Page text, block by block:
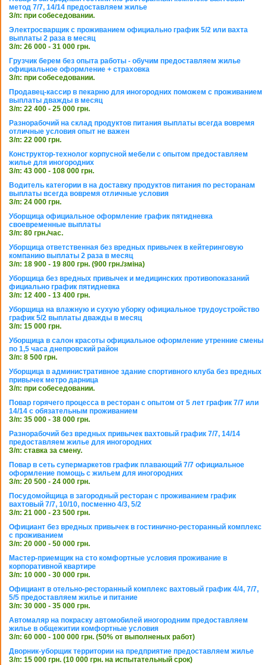
метод 7/7, 14/14 предоставляем жилье
З/п: при собеседовании.
Электросварщик с проживанием официально график 5/2 или вахта
выплаты 2 раза в месяц
З/п: 26 000 - 31 000 грн.
Грузчик берем без опыта работы - обучим предоставляем жилье
официальное оформление + страховка
З/п: при собеседовании.
Продавец-кассир в пекарню для иногородних поможем с проживанием
выплаты дважды в месяц
З/п: 22 400 - 25 000 грн.
Разнорабочий на склад продуктов питания выплаты всегда вовремя
отличные условия опыт не важен
З/п: 22 000 грн.
Конструктор-технолог корпусной мебели с опытом предоставляем
жилье для иногородних
З/п: 43 000 - 108 000 грн.
Водитель категории в на доставку продуктов питания по ресторанам
выплаты всегда вовремя отличные условия
З/п: 24 000 грн.
Уборщица официальное оформление график пятидневка
своевременные выплаты
З/п: 80 грн./час.
Уборщица ответственная без вредных привычек в кейтеринговую
компанию выплаты 2 раза в месяц
З/п: 18 900 - 19 800 грн. (900 грн./зміна)
Уборщица без вредных привычек и медицинских противопоказаний
фициально график пятидневка
З/п: 12 400 - 13 400 грн.
Уборщица на влажную и сухую уборку официальное трудоустройство
график 5/2 выплаты дважды в месяц
З/п: 15 000 грн.
Уборщица в салон красоты официальное оформление утренние смены
по 1,5 часа днепровский район
З/п: 8 500 грн.
Уборщица в административное здание спортивного клуба без вредных
привычек метро дарница
З/п: при собеседовании.
Повар горячего процесса в ресторан с опытом от 5 лет график 7/7 или
14/14 с обязательным проживанием
З/п: 35 000 - 38 000 грн.
Разнорабочий без вредных привычек вахтовый график 7/7, 14/14
предоставляем жилье для иногородних
З/п: ставка за смену.
Повар в сеть супермаркетов график плавающий 7/7 официальное
оформление помощь с жильем для иногородних
З/п: 20 500 - 24 000 грн.
Посудомойщица в загородный ресторан с проживанием график
вахтовый 7/7, 10/10, посменно 4/3, 5/2
З/п: 21 000 - 23 500 грн.
Официант без вредных привычек в гостинично-ресторанный комплекс
с проживанием
З/п: 20 000 - 50 000 грн.
Мастер-приемщик на сто комфортные условия проживание в
корпоративной квартире
З/п: 10 000 - 30 000 грн.
Официант в отельно-ресторанный комплекс вахтовый график 4/4, 7/7,
5/5 предоставляем жилье и питание
З/п: 30 000 - 35 000 грн.
Автомаляр на покраску автомобилей иногородним предоставляем
жилье в общежитии комфортные условия
З/п: 60 000 - 100 000 грн. (50% от выполненых работ)
Дворник-уборщик территории на предприятие предоставляем жилье
З/п: 15 000 грн. (10 000 грн. на испытательный срок)